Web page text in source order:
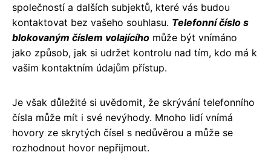
společností a dalších subjektů, které vás budou
kontaktovat bez vašeho souhlasu. Telefonní číslo s
blokovaným číslem volajícího může být vnímáno
jako způsob, jak si udržet kontrolu nad tím, kdo má k
vašim kontaktním údajům přístup.
Je však důležité si uvědomit, že skrývání telefonního
čísla může mít i své nevýhody. Mnoho lidí vnímá
hovory ze skrytých čísel s nedůvěrou a může se
rozhodnout hovor nepřijmout.